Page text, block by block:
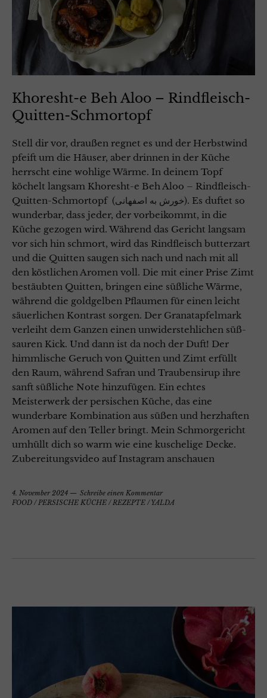
Khoresht-e Beh Aloo – Rindfleisch-
Quitten-Schmortopf
Stell dir vor, draußen regnet es und der Herbstwind
pfeift um die Häuser, aber drinnen in der Küche
herrscht eine wohlige Wärme. In deinem Topf
köchelt langsam Khoresht-e Beh Aloo – Rindfleisch-
Quitten-Schmortopf (خورش به اصفهانی). Es duftet so
wunderbar, dass jeder, der vorbeikommt, in die
Küche gezogen wird. Während das Gericht langsam
vor sich hin schmort, wird das Rindfleisch butterzart
und die Quitten saugen sich nach und nach mit all
den köstlichen Aromen voll. Die mit einer Prise Zimt
bestäubten Quitten, bringen eine süßliche Wärme,
während die goldgelben Pflaumen für einen leicht
säuerlichen Kontrast sorgen. Der Granatapfelmark
verleiht dem Ganzen einen unwiderstehlichen süß-
sauren Kick. Und dann ist da noch der Duft! Der
himmlische Geruch von Quitten und Zimt erfüllt
den Raum, während Safran und Traubensirup ihre
sanft süßliche Note hinzufügen. Ein echtes
Meisterwerk der persischen Küche, das eine
wunderbare Kombination aus süßen und herzhaften
Aromen auf den Teller bringt. Mein Schmorgericht
umhüllt dich so warm wie eine kuschelige Decke.
Zubereitungsvideo auf Instagram anschauen
4. November 2024
Schreibe einen Kommentar
FOOD / PERSISCHE KÜCHE / REZEPTE /YALDA